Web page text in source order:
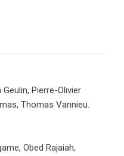
Pierre-Olivier
Thomas Vannieu.
Obed Rajaiah,